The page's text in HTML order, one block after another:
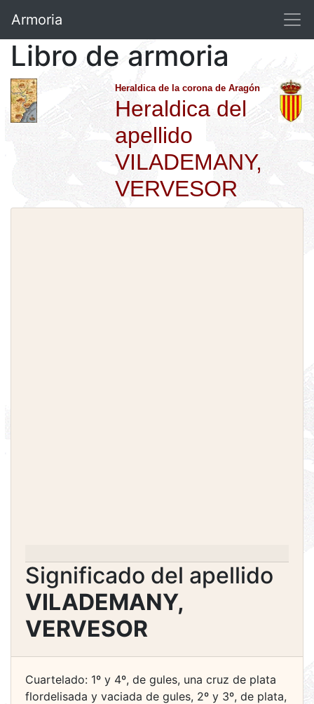
Armoria
Libro de armoria
Heraldica de la corona de Aragón
Heraldica del
apellido
VILADEMANY,
VERVESOR
Significado del apellido
VILADEMANY,
VERVESOR
Cuartelado: 1º y 4º, de gules, una cruz de plata
flordelisada y vaciada de gules, 2º y 3º, de plata,